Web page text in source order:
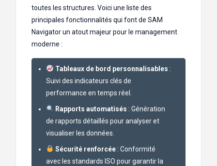
toutes les structures. Voici une liste des
principales fonctionnalités qui font de SAM
Navigator un atout majeur pour le management
moderne :
Tableaux de bord personnalisables :
Suivi des indicateurs clés de
performance en temps réel.
Rapports automatisés : Génération
de rapports détaillés pour analyser et
visualiser les données.
Sécurité renforcée: Conformité
avec les standards ISO pour garantir la